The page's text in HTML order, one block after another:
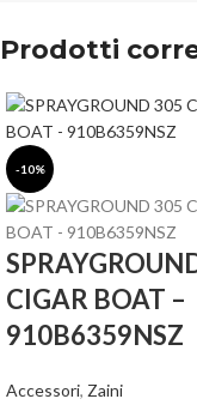
Prodotti
-10%
CIGAR BOAT –
910B6359NSZ
Accessori, Zaini